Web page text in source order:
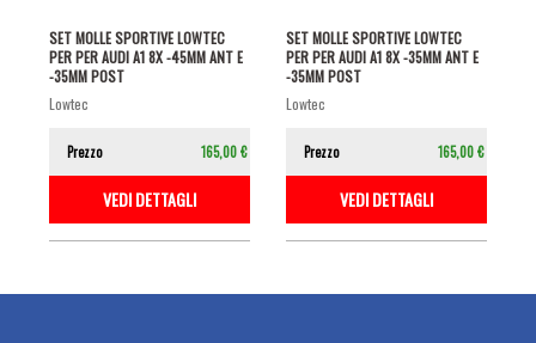
SET MOLLE SPORTIVE LOWTEC
PER PER AUDI A1 8X -45MM ANT E
-35MM POST
lowtec
Prezzo 165,00 €
VEDI DETTAGLI
SET MOLLE SPORTIVE LOWTEC
PER PER AUDI A1 8X -35MM ANT E
-35MM POST
lowtec
Prezzo 165,00 €
VEDI DETTAGLI